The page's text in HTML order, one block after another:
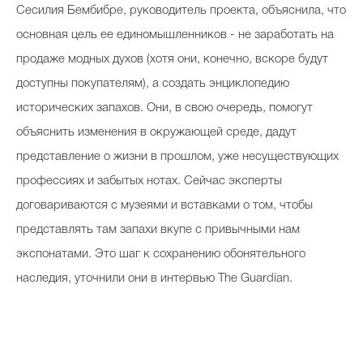
Сесилия Бембибре, руководитель проекта, объяснила, что
основная цель ее единомышленников - не заработать на
продаже модных духов (хотя они, конечно, вскоре будут
доступны покупателям), а создать энциклопедию
исторических запахов. Они, в свою очередь, помогут
объяснить изменения в окружающей среде, дадут
представление о жизни в прошлом, уже несуществующих
профессиях и забытых нотах. Сейчас эксперты
договариваются с музеями и вставками о том, чтобы
представлять там запахи вкупе с привычными нам
экспонатами. Это шаг к сохранению обонятельного
наследия, уточнили они в интервью The Guardian.